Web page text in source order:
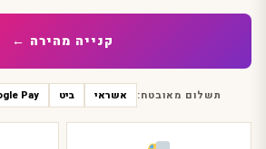
קנייה מהירה ←
תשלום מאובטח: אשראי ביט Pay